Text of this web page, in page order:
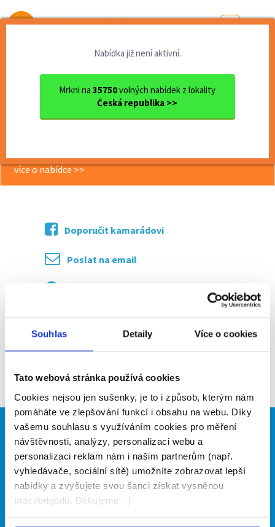
Souhlas Detaily Více o cookies
Tato webová stránka používá cookies
Cookies nejsou jen sušenky, je to i způsob, kterým nám
pomáháte ve zlepšování funkcí i obsahu na webu. Díky
vašemu souhlasu s využíváním cookies pro měření
návštěvnosti, analýzy, personalizaci webu a
personalizaci reklam nám i našim partnerům (např.
vyhledávače, sociální sítě) umožníte zobrazovat lepší
nabídky a zvyšujete svou šanci získat vysněnou
práci/brigádu. Děkujeme :-)
Od první brigády
Nabídka již není aktivní.
Mrkni na35750volných nabídek z lokality
Česká republika >>
Kroměříž
<< Zpět
více o nabídce >>
Doporučit kamarádovi
Poslat na email
Brigádníci
Články
Hledané brigády
Firmy
Vložit inzerát
Ceník
Propagace